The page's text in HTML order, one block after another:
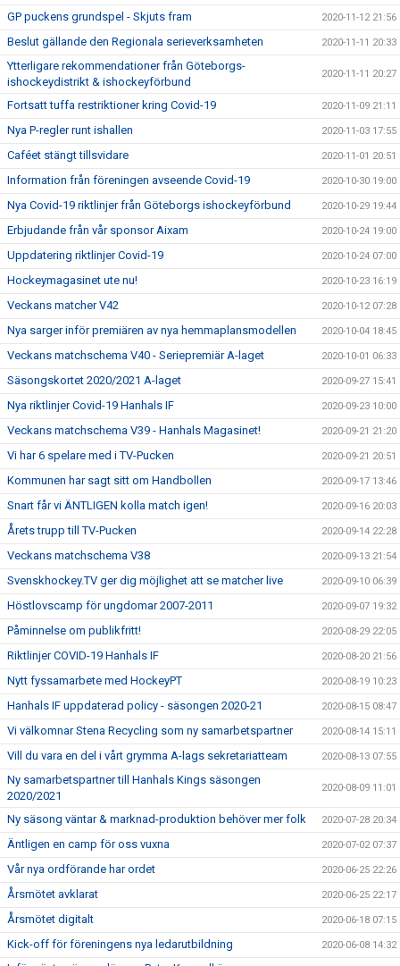
GP puckens grundspel - Skjuts fram 2020-11-12 21:56
Beslut gällande den Regionala serieverksamheten 2020-11-11 20:33
Ytterligare rekommendationer från Göteborgs-
ishockeydistrikt & ishockeyförbund
2020-11-11 20:27
Fortsatt tuffa restriktioner kring Covid-19 2020-11-09 21:11
Nya P-regler runt ishallen 2020-11-03 17:55
Caféet stängt tillsvidare 2020-11-01 20:51
Information från föreningen avseende Covid-19 2020-10-30 19:00
Nya Covid-19 riktlinjer från Göteborgs ishockeyförbund 2020-10-29 19:44
Erbjudande från vår sponsor Aixam 2020-10-24 19:00
Uppdatering riktlinjer Covid-19 2020-10-24 07:00
Hockeymagasinet ute nu! 2020-10-23 16:19
Veckans matcher V42 2020-10-12 07:28
Nya sarger inför premiären av nya hemmaplansmodellen 2020-10-04 18:45
Veckans matchschema V40 - Seriepremiär A-laget 2020-10-01 06:33
Säsongskortet 2020/2021 A-laget 2020-09-27 15:41
Nya riktlinjer Covid-19 Hanhals IF 2020-09-23 10:00
Veckans matchschema V39 - Hanhals Magasinet! 2020-09-21 21:20
Vi har 6 spelare med i TV-Pucken 2020-09-21 20:51
Kommunen har sagt sitt om Handbollen 2020-09-17 13:46
Snart får vi ÄNTLIGEN kolla match igen! 2020-09-16 20:03
Årets trupp till TV-Pucken 2020-09-14 22:28
Veckans matchschema V38 2020-09-13 21:54
Svenskhockey.TV ger dig möjlighet att se matcher live 2020-09-10 06:39
Höstlovscamp för ungdomar 2007-2011 2020-09-07 19:32
Påminnelse om publikfritt! 2020-08-29 22:05
Riktlinjer COVID-19 Hanhals IF 2020-08-20 21:56
Nytt fyssamarbete med HockeyPT 2020-08-19 10:23
Hanhals IF uppdaterad policy - säsongen 2020-21 2020-08-15 08:47
Vi välkomnar Stena Recycling som ny samarbetspartner 2020-08-14 15:11
Vill du vara en del i vårt grymma A-lags sekretariatteam 2020-08-13 07:55
Ny samarbetspartner till Hanhals Kings säsongen
2020/2021
2020-08-09 11:01
Ny säsong väntar & marknad-produktion behöver mer folk 2020-07-28 20:34
Äntligen en camp för oss vuxna 2020-07-02 07:37
Vår nya ordförande har ordet 2020-06-25 22:26
Årsmötet avklarat 2020-06-25 22:17
Årsmötet digitalt 2020-06-18 07:15
Kick-off för föreningens nya ledarutbildning 2020-06-08 14:32